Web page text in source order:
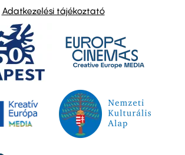
Adatkezelési tájékoztató